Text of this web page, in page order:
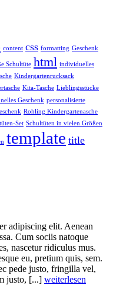
content css formatting Geschenk
Schultüte html individuelles
Kindergartenrucksack
Kita-Tasche Lieblingsstücke
Geschenk personalisierte
Rohling Kindergartenasche
Set Schultüten in vielen Größen
template title
adipiscing elit. Aenean
Cum sociis natoque
nascetur ridiculus mus.
eu, pretium quis, sem.
pede justo, fringilla vel,
justo, [...] weiterlesen